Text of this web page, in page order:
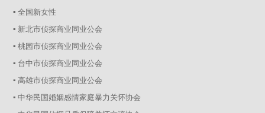
▪ 全国新女性
▪ 新北市侦探商业同业公会
▪ 桃园市侦探商业同业公会
▪ 台中市侦探商业同业公会
▪ 高雄市侦探商业同业公会
▪ 中华民国婚姻感情家庭暴力关怀协会